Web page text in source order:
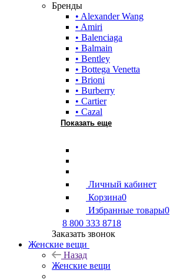
Бренды
• Alexander Wang
• Amiri
• Balenciaga
• Balmain
• Bentley
• Bottega Venetta
• Brioni
• Burberry
• Cartier
• Cazal
Показать еще
Личный кабинет
Корзина0
Избранные товары0
8 800 333 8718
Заказать звонок
Женские вещи
Назад
Женские вещи